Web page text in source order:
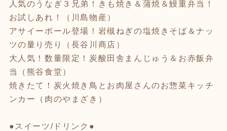
人気のうなぎ３兄弟！きも焼き＆蒲焼＆鰻重弁当！
お試しあれ！（川島物産）
アサイーボール登場！岩槻ねぎの塩焼きそば＆ナッ
ツの量り売り（長谷川商店）
大人気！数量限定！炭酸田舎まんじゅう＆お赤飯弁
当（熊谷食堂）
焼きたて！炭火焼き鳥とお肉屋さんのお惣菜キッチ
ンカー（肉のやまざき）
●スイーツ/ドリンク●